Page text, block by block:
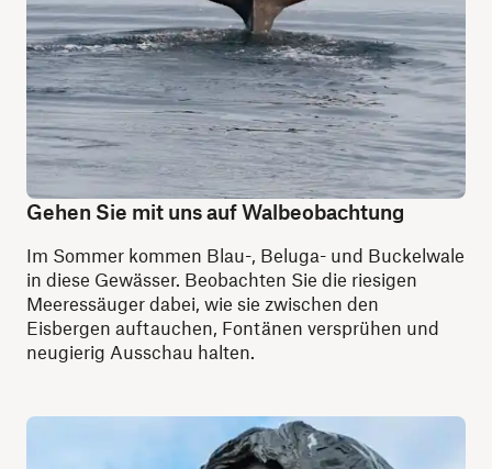
Gehen Sie mit uns auf Walbeobachtung
Im Sommer kommen Blau-, Beluga- und Buckelwale
in diese Gewässer. Beobachten Sie die riesigen
Meeressäuger dabei, wie sie zwischen den
Eisbergen auftauchen, Fontänen versprühen und
neugierig Ausschau halten.